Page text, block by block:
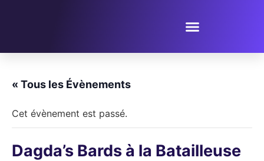
« Tous les Évènements
Cet évènement est passé.
Dagda’s Bards à la Batailleuse